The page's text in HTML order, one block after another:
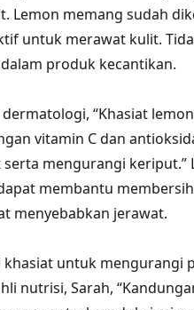
Lemon memang sudah
untuk merawat kulit.
produk kecantikan.
“Khasiat
vitamin C dan
mengurangi keriput.”
membantu
menyebabkan jerawat.
untuk mengurangi
nutrisi, Sarah,